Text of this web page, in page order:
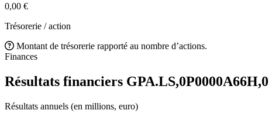
0,00 €
Trésorerie / action
Montant de trésorerie rapporté au nombre d’actions.
Finances
Résultats financiers GPA.LS,0P0000A66H,0
Résultats annuels (en millions, euro)